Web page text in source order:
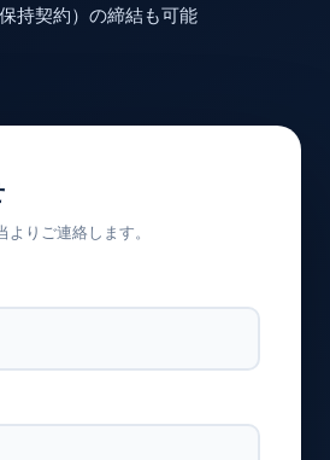
持契約）の締結も可能
りご連絡します。